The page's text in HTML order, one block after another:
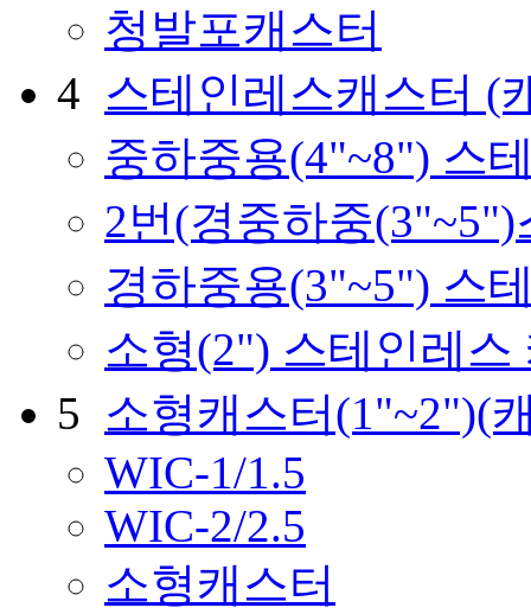
청발포캐스터
4 스테인레스캐스터 (
중하중용(4"~8") 스
2번(경중하중
경하중용(3"~5") 스
소형(2") 스테인레스
5 소형캐스터(1"~2")(
WIC-1/1.5
WIC-2/2.5
소형캐스터